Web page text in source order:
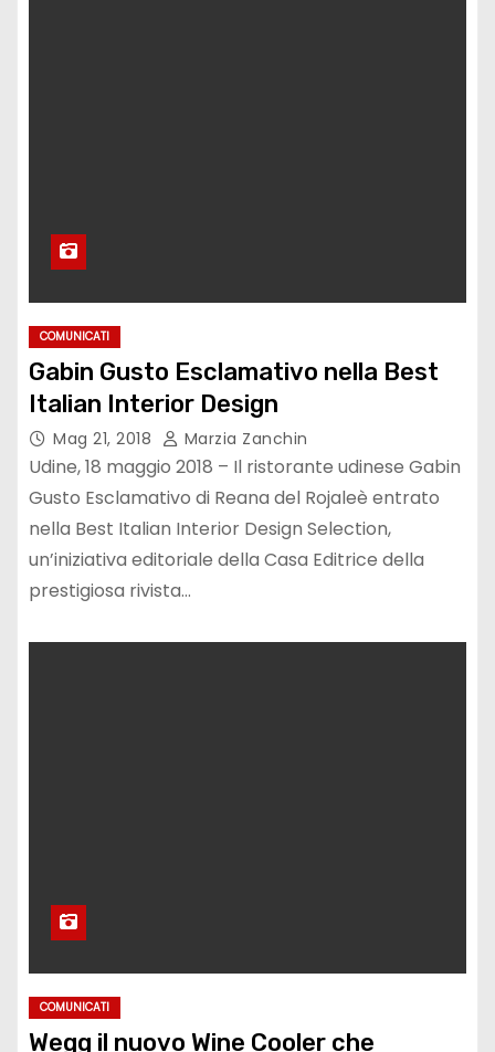
COMUNICATI
Gabin Gusto Esclamativo nella Best
Italian Interior Design
Mag 21, 2018 Marzia Zanchin
Udine, 18 maggio 2018 – Il ristorante udinese Gabin
Gusto Esclamativo di Reana del Rojaleè entrato
nella Best Italian Interior Design Selection,
un’iniziativa editoriale della Casa Editrice della
prestigiosa rivista…
COMUNICATI
Wegg il nuovo Wine Cooler che